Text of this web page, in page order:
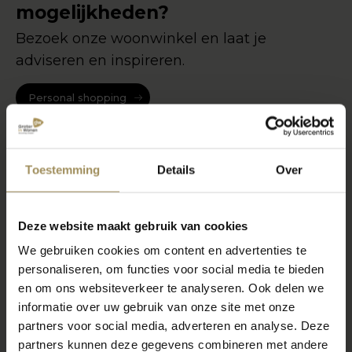
Toestemming Details Over
Deze website maakt gebruik van cookies
We gebruiken cookies om content en advertenties te
personaliseren, om functies voor social media te bieden
en om ons websiteverkeer te analyseren. Ook delen we
informatie over uw gebruik van onze site met onze
partners voor social media, adverteren en analyse. Deze
partners kunnen deze gegevens combineren met andere
mogelijkheden?
Bezoek onze woonwinkel en laat je
adviseren en inspireren.
Personal shopping